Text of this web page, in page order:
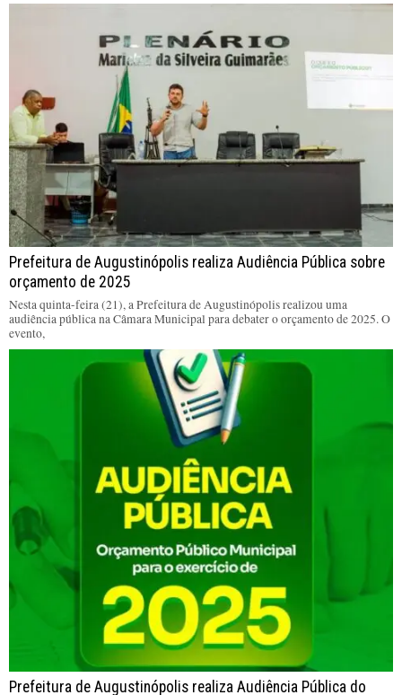
Prefeitura de Augustinópolis realiza Audiência Pública sobre
orçamento de 2025
Nesta quinta-feira (21), a Prefeitura de Augustinópolis realizou uma
audiência pública na Câmara Municipal para debater o orçamento de 2025. O
evento,
Prefeitura de Augustinópolis realiza Audiência Pública do